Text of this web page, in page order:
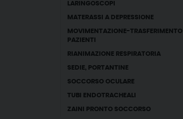
LARINGOSCOPI
MATERASSI A DEPRESSIONE
MOVIMENTAZIONE-TRASFERIMENTO
PAZIENTI
RIANIMAZIONE RESPIRATORIA
SEDIE, PORTANTINE
SOCCORSO OCULARE
TUBI ENDOTRACHEALI
ZAINI PRONTO SOCCORSO